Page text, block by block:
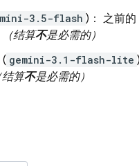
3.5-flash )： 之前的
（结算不是必需的）
( gemini-3.1-flash-lite
结算不是必需的）